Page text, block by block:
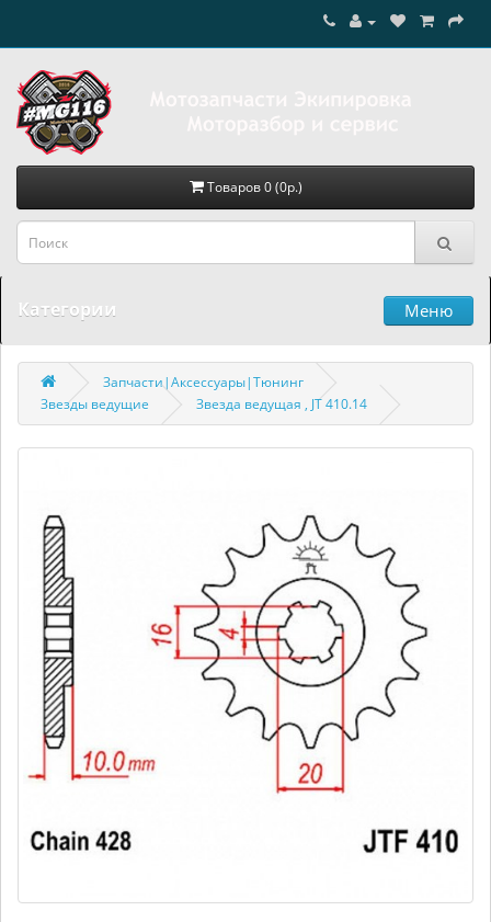
Товаров 0 (0р.)
Категории Меню
Запчасти|Аксессуары|Тюнинг
Звезды ведущие
Звезда ведущая , JT 410.14